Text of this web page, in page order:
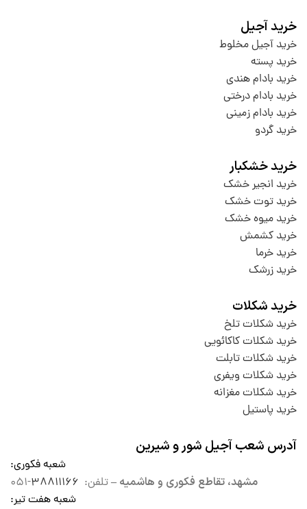
خرید آجیل
خرید آجیل مخلوط
خرید پسته
خرید بادام هندی
خرید بادام درختی
خرید بادام زمینی
خرید گردو
خرید خشکبار
خرید انجیر خشک
خرید توت خشک
خرید میوه خشک
خرید کشمش
خرید خرما
خرید زرشک
خرید شکلات
خرید شکلات تلخ
خرید شکلات کاکائویی
خرید شکلات تابلت
خرید شکلات ویفری
خرید شکلات مغزانه
خرید پاستیل
آدرس شعب آجیل شور و شیرین
شعبه فکوری:
مشهد، تقاطع فکوری و هاشمیه –تلفن: ۳۸۸۱۱۱۶۶-۰۵۱
شعبه هفت تیر: